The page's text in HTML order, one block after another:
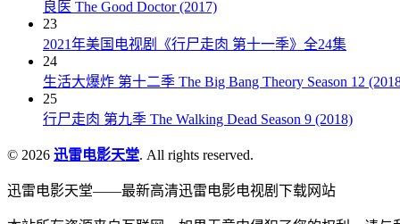
良医 The Good Doctor (2017)
23
2021年美国电视剧《行尸走肉 第十一季》全24集
24
生活大爆炸 第十二季 The Big Bang Theory Season 12
25
行尸走肉 第九季 The Walking Dead Season 9 (2018)
© 2026 迅雷电影天堂. All rights reserved.
迅雷电影天堂——最新高清迅雷电影电视剧下载网站